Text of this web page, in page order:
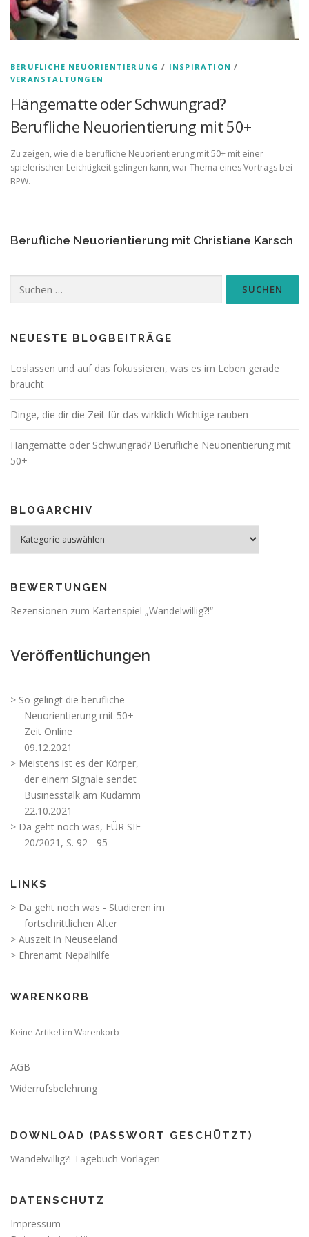
BERUFLICHE NEUORIENTIERUNG / INSPIRATION /
VERANSTALTUNGEN
Hängematte oder Schwungrad?
Berufliche Neuorientierung mit 50+
Zu zeigen, wie die berufliche Neuorientierung mit 50+ mit einer
spielerischen Leichtigkeit gelingen kann, war Thema eines Vortrags bei
BPW.
Berufliche Neuorientierung mit Christiane Karsch
nach:
NEUESTE BLOGBEITRÄGE
Loslassen und auf das fokussieren, was es im Leben gerade
braucht
Dinge, die dir die Zeit für das wirklich Wichtige rauben
Hängematte oder Schwungrad? Berufliche Neuorientierung mit
50+
BLOGARCHIV
BEWERTUNGEN
Rezensionen zum Kartenspiel „Wandelwillig?!“
Veröffentlichungen
> So gelingt die berufliche
Neuorientierung mit 50+
Zeit Online
09.12.2021
> Meistens ist es der Körper,
der einem Signale sendet
Businesstalk am Kudamm
22.10.2021
> Da geht noch was, FÜR SIE
20/2021, S. 92 - 95
LINKS
> Da geht noch was - Studieren im
fortschrittlichen Alter
> Auszeit in Neuseeland
> Ehrenamt Nepalhilfe
WARENKORB
Keine Artikel im Warenkorb
AGB
Widerrufsbelehrung
DOWNLOAD (PASSWORT GESCHÜTZT)
Wandelwillig?! Tagebuch Vorlagen
DATENSCHUTZ
Impressum